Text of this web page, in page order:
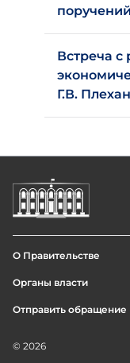
поручений
Встреча с
Г.В.
menu
О Правительстве
Органы власти
Отправить обращение
© 2026